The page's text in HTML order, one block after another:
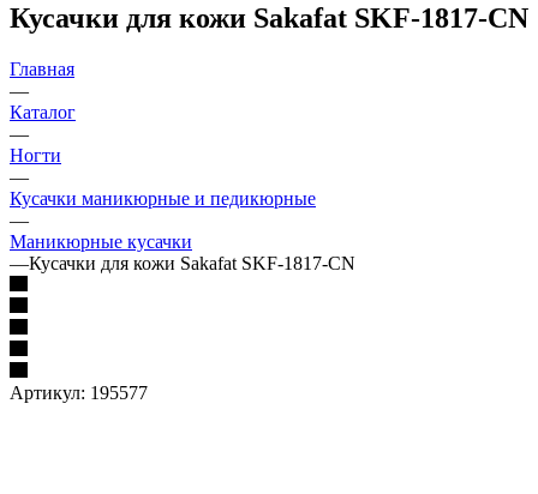
Кусачки для кожи Sakafat SKF-1817-CN
Главная
—
Каталог
—
Ногти
—
Кусачки маникюрные и педикюрные
—
Маникюрные кусачки
—Кусачки для кожи Sakafat SKF-1817-CN
Артикул: 195577